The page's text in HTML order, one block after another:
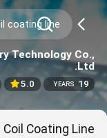
Technology Co.,
Ltd.
19
YEARS
5.0
Coating Line